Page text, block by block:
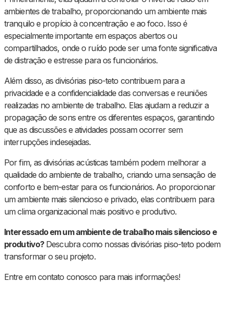
ambientes de trabalho, proporcionando um ambiente mais
tranquilo e propício à concentração e ao foco. Isso é
especialmente importante em espaços abertos ou
compartilhados, onde o ruído pode ser uma fonte significativa
de distração e estresse para os funcionários.
Além disso, as divisórias piso-teto contribuem para a
privacidade e a confidencialidade das conversas e reuniões
realizadas no ambiente de trabalho. Elas ajudam a reduzir a
propagação de sons entre os diferentes espaços, garantindo
que as discussões e atividades possam ocorrer sem
interrupções indesejadas.
Por fim, as divisórias acústicas também podem melhorar a
qualidade do ambiente de trabalho, criando uma sensação de
conforto e bem-estar para os funcionários. Ao proporcionar
um ambiente mais silencioso e privado, elas contribuem para
um clima organizacional mais positivo e produtivo.
Interessado em um ambiente de trabalho mais silencioso e
produtivo?Descubra como nossas divisórias piso-teto podem
transformar o seu projeto.
Entre em contato conosco para mais informações!